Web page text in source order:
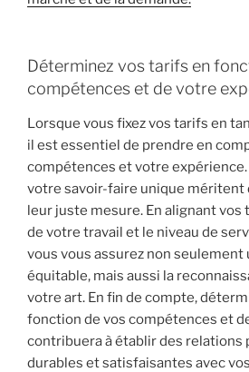
Déterminez vos tarifs en
compétences et de votre
Lorsque vous fixez vos tarifs en
il est essentiel de prendre en
compétences et votre
votre savoir-faire unique méritent
leur juste mesure. En alignant vos
de votre travail et le niveau de
vous vous assurez non
équitable, mais aussi la
votre art. En fin de compte,
fonction de vos compétences et
contribuera à établir des relations
durables et satisfaisantes avec